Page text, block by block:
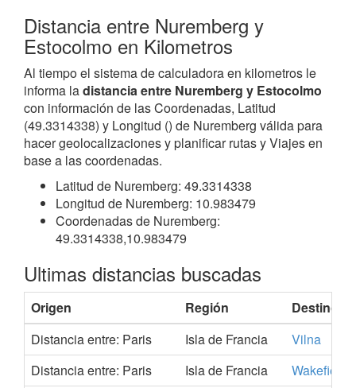
Distancia entre Nuremberg y
Estocolmo en Kilometros
Al tiempo el sistema de calculadora en kilometros le
informa ladistancia entre Nuremberg y Estocolmo
con información de las Coordenadas, Latitud
(49.3314338) y Longitud () de Nuremberg válida para
hacer geolocalizaciones y planificar rutas y Viajes en
base a las coordenadas.
Latitud de Nuremberg: 49.3314338
Longitud de Nuremberg: 10.983479
Coordenadas de Nuremberg:
49.3314338,10.983479
Ultimas distancias buscadas
Origen Región
Destino
Distancia entre: Paris
Isla de Francia
Vilna
Distancia entre: Paris
Isla de Francia
Wakefield